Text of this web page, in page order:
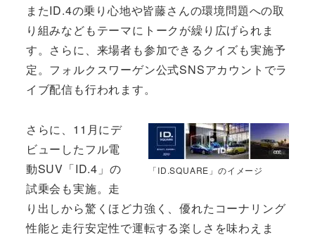
またID.4の乗り心地や皆藤さんの環境問題への取
り組みなどもテーマにトークが繰り広げられま
す。さらに、来場者も参加できるクイズも実施予
定。フォルクスワーゲン公式SNSアカウントでラ
イブ配信も行われます。
「ID.SQUARE」のイメージ
さらに、11月にデ
ビューしたフル電
動SUV「ID.4」の
試乗会も実施。走
り出しから驚くほど力強く、優れたコーナリング
性能と走行安定性で運転する楽しさを味わえま